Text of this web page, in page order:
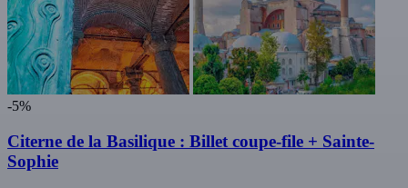
-5%
Citerne de la Basilique : Billet coupe-file + Sainte-
Sophie